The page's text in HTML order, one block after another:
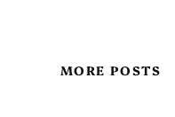
MORE POSTS